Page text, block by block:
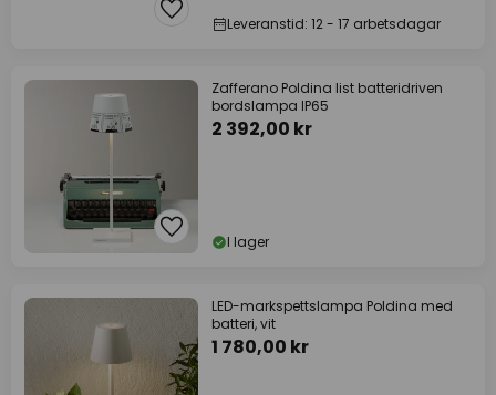
Leveranstid: 12 - 17 arbetsdagar
Zafferano Poldina list batteridriven
bordslampa IP65
2 392,00 kr
I lager
LED-markspettslampa Poldina med
batteri, vit
1 780,00 kr